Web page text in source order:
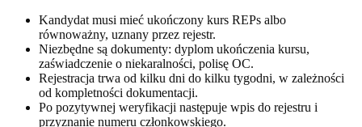
Kandydat musi mieć ukończony kurs REPs albo
równoważny, uznany przez rejestr.
Niezbędne są dokumenty: dyplom ukończenia kursu,
zaświadczenie o niekaralności, polisę OC.
Rejestracja trwa od kilku dni do kilku tygodni, w zależności
od kompletności dokumentacji.
Po pozytywnej weryfikacji następuje wpis do rejestru i
przyznanie numeru członkowskiego.